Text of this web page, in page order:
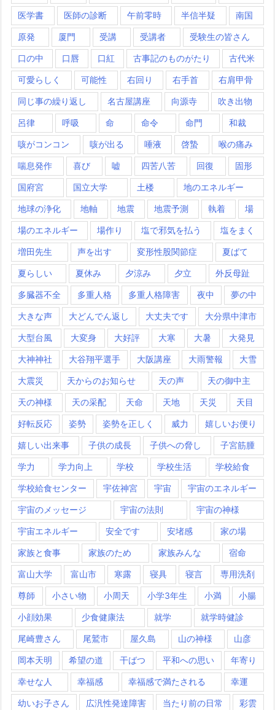
医学書 医師の診断 午前零時 半信半疑 南国
原発 厦門 受講 受講者 受験生の皆さん
口の中 口唇 口紅 古事記のものがたり 古代米
可愛らしく 可能性 右回り 右手首 右肩甲骨
同じ事の繰り返し 名古屋講座 向源寺 吹き出物
呂律 呼吸 命 命令 命門 和裁
咳がコンコン 咳が出る 唾液 啓蟄 喉の痛み
喘息発作 喜び 嘘 四苦八苦 回復 固形
国府宮 国立大学 土楼 地のエネルギー
地球の浄化 地軸 地震 地震予測 執着 場
場のエネルギー 場作り 塩で邪気を払う 塩をまく
増田先生 声を出す 変形性股関節症 夏ばて
夏らしい 夏休み 夕涼み 夕立 外反母趾
多臓器不全 多重人格 多重人格障害 夜中 夢の中
大きな声 大どんでん返し 大丈夫です 大分県中津市
大型台風 大変身 大好評 大寒 大暑 大発見
大神神社 大谷翔平選手 大阪講座 大雨警報 大雪
大震災 天からのお知らせ 天の声 天の御中主
天の神様 天の采配 天命 天地 天災 天目
好転反応 姿勢 姿勢を正しく 威力 嬉しいお便り
嬉しい出来事 子供の成長 子供への脅し 子宮筋腫
学力 学力向上 学校 学校生活 学校給食
学校給食センター 宇佐神宮 宇宙 宇宙のエネルギー
宇宙のメッセージ 宇宙の法則 宇宙の神様
宇宙エネルギー 安全です 安堵感 家の場
家族と食事 家族のため 家族みんな 宿命
富山大学 富山市 寒露 寝具 寝言 専用洗剤
尊師 小さい物 小周天 小学3年生 小満 小腸
小顔効果 少食健康法 就学 就学時健診
尾崎豊さん 尾鷲市 屋久島 山の神様 山彦
岡本天明 希望の道 干ばつ 平和への思い 年寄り
幸せな人 幸福感 幸福感で満たされる 幸運
幼いお子さん 広汎性発達障害 当たり前の日常 彩雲